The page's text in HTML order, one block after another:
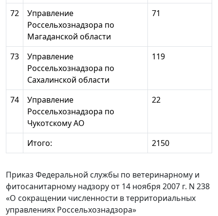
72
Управление
Россельхознадзора по
Магаданской области
71
73
Управление
Россельхознадзора по
Сахалинской области
119
74
Управление
Россельхознадзора по
Чукотскому АО
22
Итого: 2150
Приказ Федеральной службы по ветеринарному и
фитосанитарному надзору от 14 ноября 2007 г. N 238
«О сокращении численности в территориальных
управлениях Россельхознадзора»